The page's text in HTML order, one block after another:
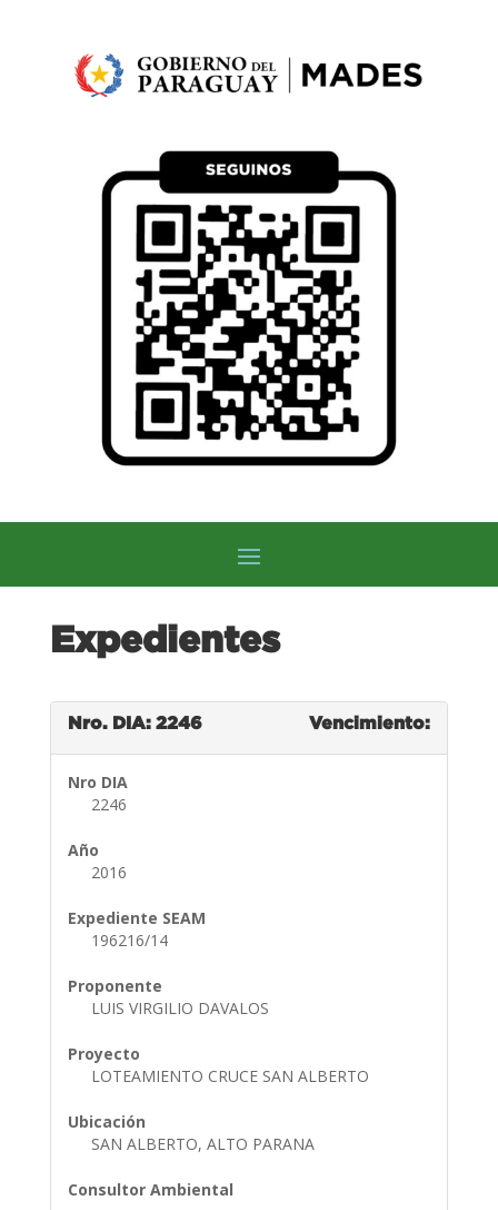
Expedientes
Nro. DIA: 2246 Vencimiento:
Nro DIA
2246
Año
2016
Expediente SEAM
196216/14
Proponente
LUIS VIRGILIO DAVALOS
Proyecto
LOTEAMIENTO CRUCE SAN ALBERTO
Ubicación
SAN ALBERTO, ALTO PARANA
Consultor Ambiental